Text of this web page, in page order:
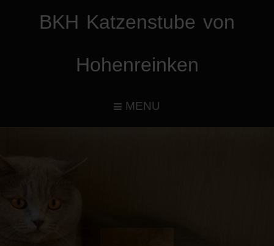
BKH Katzenstube von
Hohenreinken
MENU